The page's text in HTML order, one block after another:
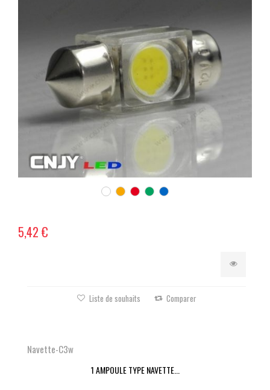
5,42 €
Liste de souhaits Comparer
Navette-C3w
1 AMPOULE TYPE NAVETTE...